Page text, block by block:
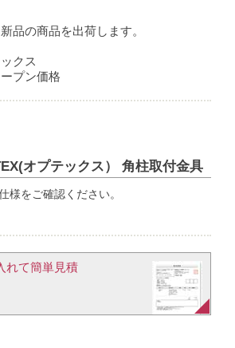
新品の商品を出荷します。
クス
プン価格
オプテックス） 角柱取付金具
様をご確認ください。
れて簡単見積​